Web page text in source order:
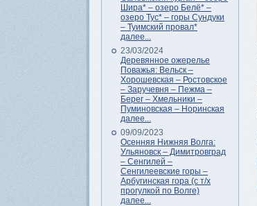
Шира* – озеро Белё* –
озеро Тус* – горы Сундуки
– Туимский провал*
далее...
23/03/2024
Деревянное ожерелье
Поважья: Вельск –
Хорошевская – Ростовское
– Заручевня – Пежма –
Берег – Хмельники –
Пуминовская – Норинская
далее...
09/09/2023
Осенняя Нижняя Волга:
Ульяновск – Димитровград
– Сенгилей –
Сенгилеевские горы –
Арбугинская гора (с т/х
прогулкой по Волге)
далее...